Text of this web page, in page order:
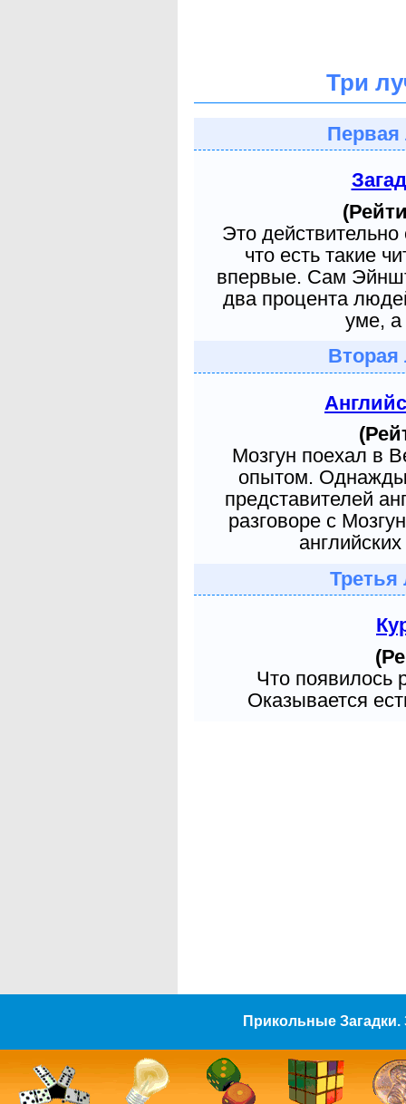
Три
Первая
Это
что есть такие
впервые. Сам
два процента
уме, а
Вторая
Мозгун поехал в
опытом. Однажды
представителей
разговоре с
Третья
Что появилось
Оказывается
Прикольные